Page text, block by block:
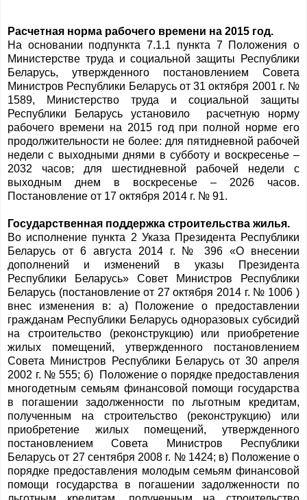
Расчетная норма рабочего времени на 2015 год.
На основании подпункта 7.1.1 пункта 7 Положения о
Министерстве труда и социальной защиты Республики
Беларусь, утвержденного постановлением Совета
Министров Республики Беларусь от 31 октября 2001 г. №
1589, Министерство труда и социальной защиты
Республики Беларусь установило расчетную норму
рабочего времени на 2015 год при полной норме его
продолжительности не более: для пятидневной рабочей
недели с выходными днями в субботу и воскресенье –
2032 часов; для шестидневной рабочей недели с
выходным днем в воскресенье – 2026 часов.
Постановление от 17 октября 2014 г. № 91.
Государственная поддержка строительства жилья.
Во исполнение пункта 2 Указа Президента Республики
Беларусь от 6 августа 2014 г. № 396 «О внесении
дополнений и изменений в указы Президента
Республики Беларусь» Совет Министров Республики
Беларусь (постановление от 27 октября 2014 г. № 1006 )
внес изменения в: а) Положение о предоставлении
гражданам Республики Беларусь одноразовых субсидий
на строительство (реконструкцию) или приобретение
жилых помещений, утвержденного постановлением
Совета Министров Республики Беларусь от 30 апреля
2002 г. № 555; б) Положение о порядке предоставления
многодетным семьям финансовой помощи государства
в погашении задолженности по льготным кредитам,
полученным на строительство (реконструкцию) или
приобретение жилых помещений, утвержденного
постановлением Совета Министров Республики
Беларусь от 27 сентября 2008 г. № 1424; в) Положение о
порядке предоставления молодым семьям финансовой
помощи государства в погашении задолженности по